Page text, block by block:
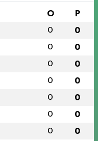
O P
0 0
0 0
0 0
0 0
0 0
0 0
0 0